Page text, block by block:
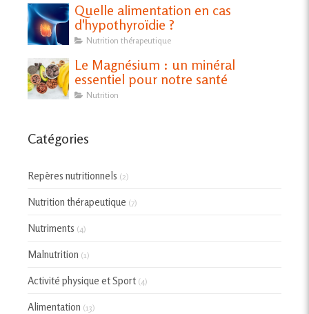
Quelle alimentation en cas
d'hypothyroïdie ?
Nutrition thérapeutique
Le Magnésium : un minéral
essentiel pour notre santé
Nutrition
Catégories
Repères nutritionnels (2)
Nutrition thérapeutique (7)
Nutriments (4)
Malnutrition (1)
Activité physique et Sport (4)
Alimentation (13)